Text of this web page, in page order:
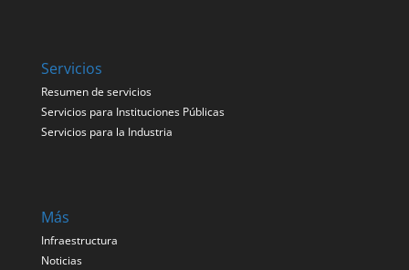
Servicios
Resumen de servicios
Servicios para Instituciones Públicas
Servicios para la Industria
Más
Infraestructura
Noticias